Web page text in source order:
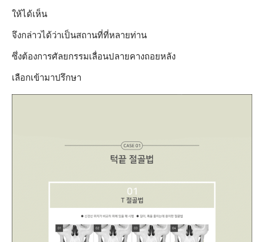
ให้ได้เห็น
จึงกล่าวได้ว่าเป็นสถานที่ที่หลายท่าน
ซึ่งต้องการศัลยกรรมเลื่อนปลายคางถอยหลัง
เลือกเข้ามาปรึกษา